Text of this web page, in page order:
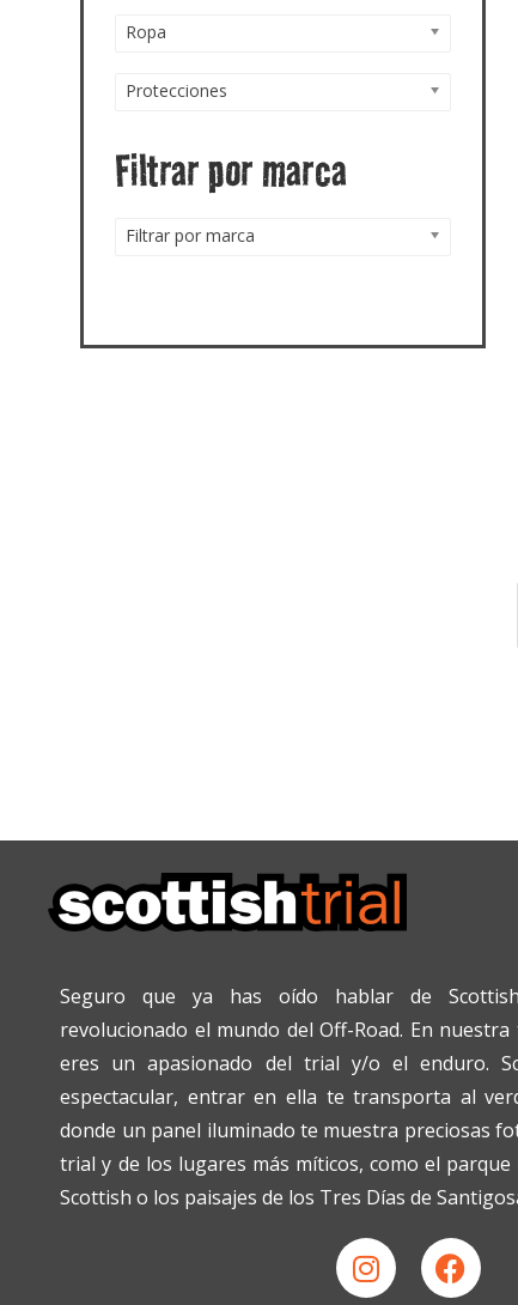
Ropa
Protecciones
Filtrar por marca
Filtrar por marca
Seguro que ya has oído hablar de
revolucionado el mundo del Off-Road. En
eres un apasionado del trial y/o el enduro.
espectacular, entrar en ella te transporta al
donde un panel iluminado te muestra preciosas
trial y de los lugares más míticos, como el
Scottish o los paisajes de los Tres Días de